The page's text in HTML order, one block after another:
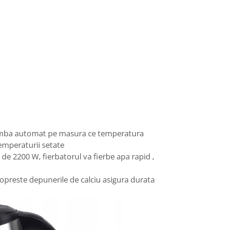
automat pe masura ce temperatura
setate
2200 W, fierbatorul va fierbe apa rapid ,
depunerile de calciu asigura durata